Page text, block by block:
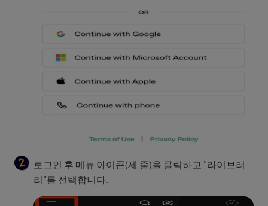
로그인 후 메뉴 아이콘(세 줄)을 클릭하고 "라이브러
리"를 선택합니다.